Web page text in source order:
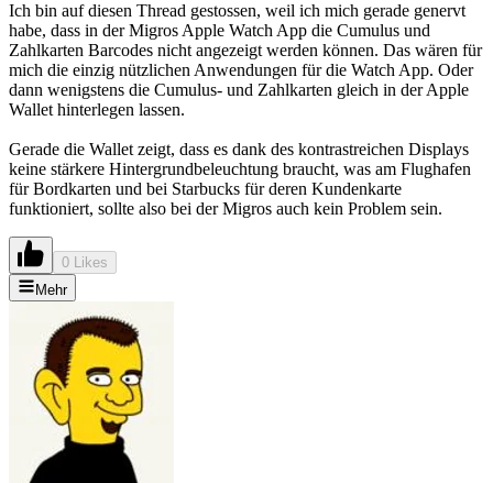
Ich bin auf diesen Thread gestossen, weil ich mich gerade genervt
habe, dass in der Migros Apple Watch App die Cumulus und
Zahlkarten Barcodes nicht angezeigt werden können. Das wären für
mich die einzig nützlichen Anwendungen für die Watch App. Oder
dann wenigstens die Cumulus- und Zahlkarten gleich in der Apple
Wallet hinterlegen lassen.
Gerade die Wallet zeigt, dass es dank des kontrastreichen Displays
keine stärkere Hintergrundbeleuchtung braucht, was am Flughafen
für Bordkarten und bei Starbucks für deren Kundenkarte
funktioniert, sollte also bei der Migros auch kein Problem sein.
0 Likes
Mehr